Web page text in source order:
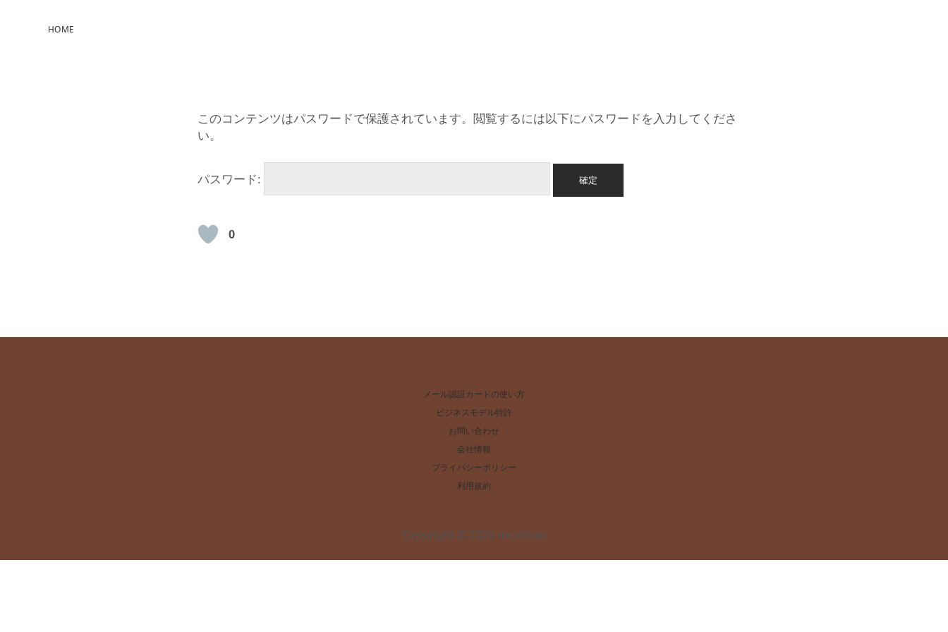
HOME
このコンテンツはパスワードで保護されています。閲覧するには以下にパスワードを入力してくださ
い。
パスワード:
0
メール認証カードの使い方
ビジネスモデル特許
お問い合わせ
会社情報
プライバシーポリシー
利用規約
Copyright © 2020 mevie.inc